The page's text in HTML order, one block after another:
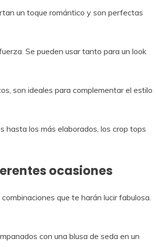
un toque romántico y son perfectas
Se pueden usar tanto para un look
son ideales para complementar el estilo
hasta los más elaborados, los crop tops
ocasiones
que te harán lucir fabulosa.
con una blusa de seda en un